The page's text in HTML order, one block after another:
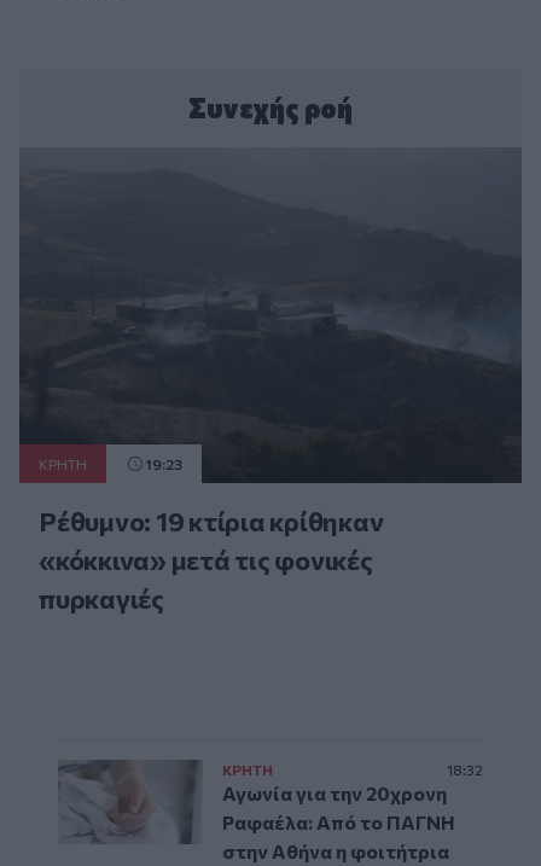
Συνεχής ροή
ΚΡΗΤΗ 19:23
Ρέθυμνο: 19 κτίρια κρίθηκαν
«κόκκινα» μετά τις φονικές
πυρκαγιές
ΚΡΗΤΗ 18:32
Αγωνία για την 20χρονη
Ραφαέλα: Από το ΠΑΓΝΗ
στην Αθήνα η φοιτήτρια